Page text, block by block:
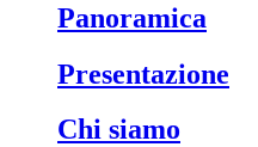
panoramica
presentazione
chi siamo